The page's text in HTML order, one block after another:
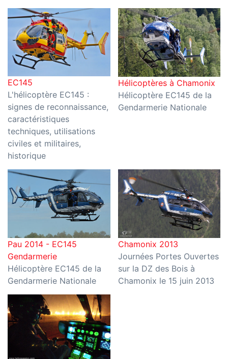
EC145
L'hélicoptère EC145 :
signes de reconnaissance,
caractéristiques
techniques, utilisations
civiles et militaires,
historique
Hélicoptères à Chamonix
Hélicoptère EC145 de la
Gendarmerie Nationale
Pau 2014 - EC145
Gendarmerie
Hélicoptère EC145 de la
Gendarmerie Nationale
Chamonix 2013
Journées Portes Ouvertes
sur la DZ des Bois à
Chamonix le 15 juin 2013